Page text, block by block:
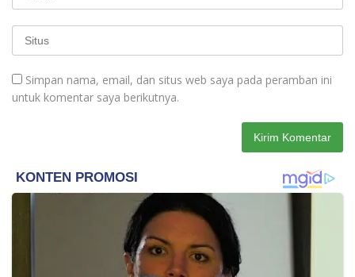
Simpan nama, email, dan situs web saya pada peramban ini
untuk komentar saya berikutnya.